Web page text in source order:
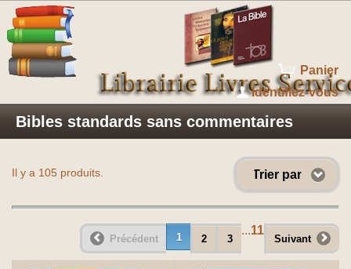
Panier
Identifiez-vous
Bibles standards sans commentaires
Trier par
Il y a 105 produits.
Précédent 1 2 3
...11
Suivant